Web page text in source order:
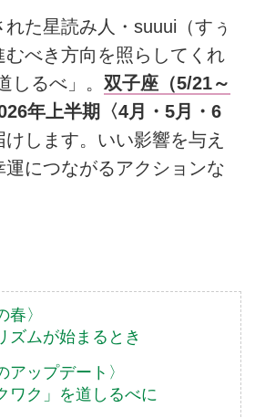
た星読み人・suuui（すぅ
むべき方向を照らしてくれ
しるべ」。 双子座（5/21～
年上半期〈4月・5月・6
けします。いい影響を与え
につながるアクションな
春〉
ズムが始まるとき
アップデート〉
ワク」を道しるべに